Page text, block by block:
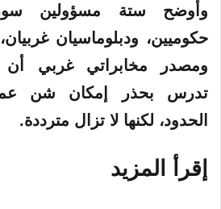
وأوضح ستة مسؤولين
حكوميين، ودبلوماسيان
ومصدر مخابراتي غربي أن
تدرس بحذر إمكان شن
الحدود، لكنها لا تزال مترددة.
إقرأ المزيد